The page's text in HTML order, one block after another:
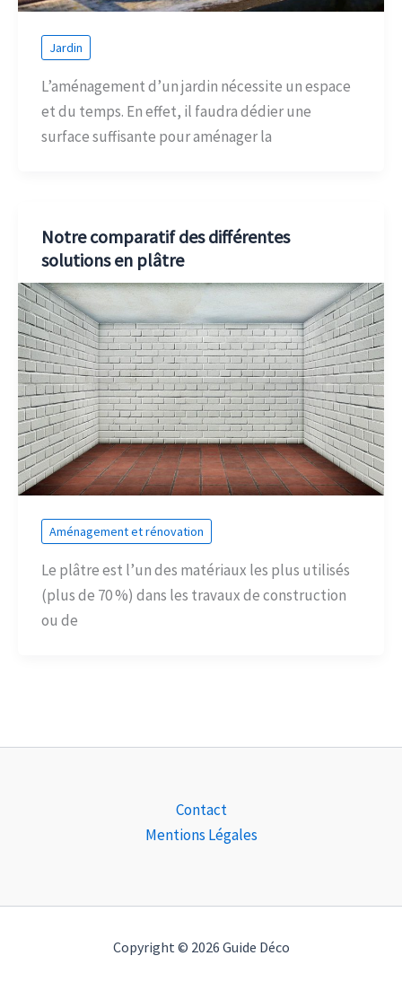
Jardin
L’aménagement d’un jardin nécessite un espace
et du temps. En effet, il faudra dédier une
surface suffisante pour aménager la
Notre comparatif des différentes
solutions en plâtre
Aménagement et rénovation
Le plâtre est l’un des matériaux les plus utilisés
(plus de 70 %) dans les travaux de construction
ou de
Contact
Mentions Légales
Copyright © 2026 Guide Déco